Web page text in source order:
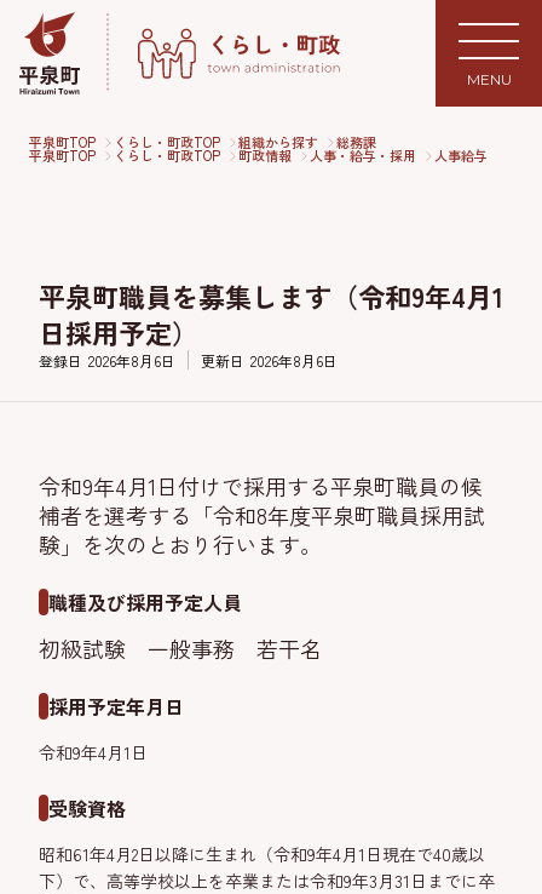
MENU
平泉町TOP くらし・町政TOP 組織から探す 総務課
平泉町TOP くらし・町政TOP 町政情報 人事・給与・採用 人事給与
平泉町職員を募集します（令和9年4月1
日採用予定）
登録日 2026年8月6日 更新日 2026年8月6日
令和9年4月1日付けで採用する平泉町職員の候
補者を選考する「令和8年度平泉町職員採用試
験」を次のとおり行います。
職種及び採用予定人員
初級試験 一般事務 若干名
採用予定年月日
令和9年4月1日
受験資格
昭和61年4月2日以降に生まれ（令和9年4月1日現在で40歳以
下）で、高等学校以上を卒業または令和9年3月31日までに卒